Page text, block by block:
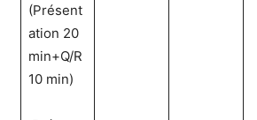
(Présent
ation 20
min+Q/R
10 min)